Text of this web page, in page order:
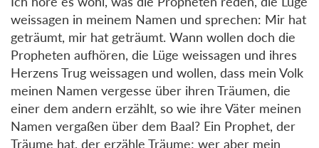
weissagen in meinem Namen und sprechen: Mir hat
geträumt, mir hat geträumt. Wann wollen doch die
Propheten aufhören, die Lüge weissagen und ihres
Herzens Trug weissagen und wollen, dass mein Volk
meinen Namen vergesse über ihren Träumen, die
einer dem andern erzählt, so wie ihre Väter meinen
Namen vergaßen über dem Baal? Ein Prophet, der
Träume hat, der erzähle Träume; wer aber mein